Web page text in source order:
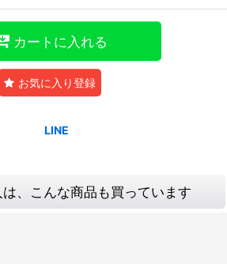
カートに入れる
お気に入り登録
、こんな商品も買っています